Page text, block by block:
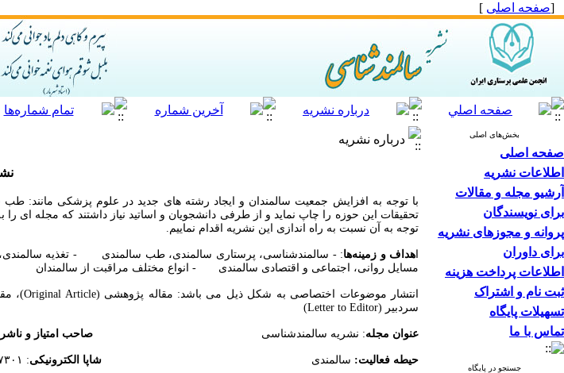
[صفحه اصلی ]
بخش‌های اصلی
صفحه اصلی
اطلاعات نشریه
آرشیو مجله و مقالات
برای نویسندگان
پروانه و مجوزهای نشریه
برای داوران
اطلاعات پرداخت هزینه
ثبت نام و اشتراک
تسهیلات پایگاه
تماس با ما
جستجو در پایگاه
درباره نشریه
با توجه به افزایش جمعیت سالمندان و ایجاد رشته های جدید در علوم پزشکی مانند: طب
تحقیقات این حوزه را چاپ نماید و از طرفی دانشجویان و اساتید نیاز داشتند که مجله ای
توجه به آن نسبت به راه اندازی این نشریه اقدام نماییم.
هداف و زمینه‌ها: - سالمندشناسی، پرستاری سالمندی، طب سالمندی - تغذیه
مسایل روانی، اجتماعی و اقتصادی سالمندی - انواع مختلف مراقبت از سالمندان
سردبیر (Letter to Editor)
عنوان مجله: نشریه سالمندشناسی صاحب امتیاز و ناشر
حیطه فعالیت: سالمندی شاپا الکترونیکی: